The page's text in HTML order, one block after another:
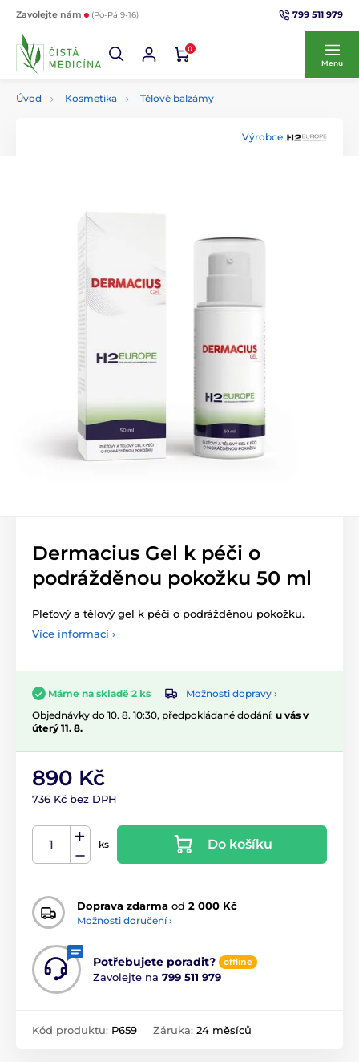
Zavolejte nám (Po-Pá 9-16) 799 511 979
0
Menu
Úvod Kosmetika Tělové balzámy
Výrobce
Dermacius Gel k péči o
podrážděnou pokožku 50 ml
Pleťový a tělový gel k péči o podrážděnou pokožku.
Více informací ›
Máme na skladě 2 ks
Možnosti dopravy ›
Objednávky do 10. 8. 10:30, předpokládané dodání: u vás v
úterý 11. 8.
890 Kč
736 Kč bez DPH
ks Do košíku
Doprava zdarma od 2 000 Kč
Možnosti doručení ›
Potřebujete poradit? offline
Zavolejte na 799 511 979
Kód produktu: P659 Záruka: 24 měsíců